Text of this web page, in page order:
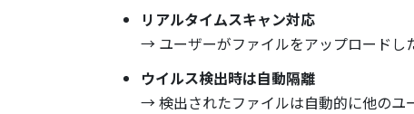
リアルタイムスキャン対応
→ ユーザーがファイルをアップロードし
ウイルス検出時は自動隔離
→ 検出されたファイルは自動的に他のユ